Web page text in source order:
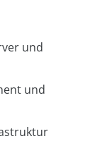
und
und